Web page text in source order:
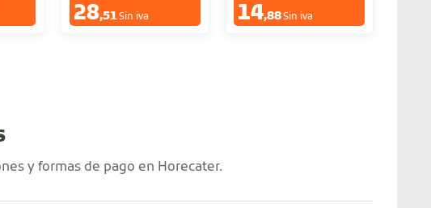
28,51Sin iva 14,88Sin iva
y formas de pago en Horecater.